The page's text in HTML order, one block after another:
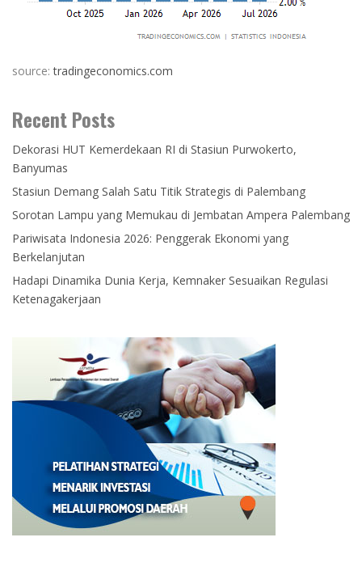
source:tradingeconomics.com
Recent Posts
Dekorasi HUT Kemerdekaan RI di Stasiun Purwokerto,
Banyumas
Stasiun Demang Salah Satu Titik Strategis di Palembang
Sorotan Lampu yang Memukau di Jembatan Ampera Palembang
Pariwisata Indonesia 2026: Penggerak Ekonomi yang
Berkelanjutan
Hadapi Dinamika Dunia Kerja, Kemnaker Sesuaikan Regulasi
Ketenagakerjaan